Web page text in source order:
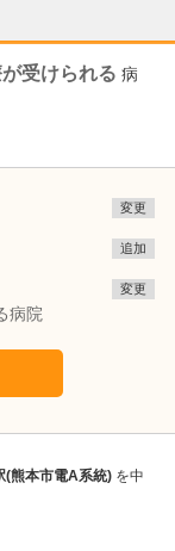
受けられる 病
変更
追加
病院
変更
(熊本市電A系統) を中